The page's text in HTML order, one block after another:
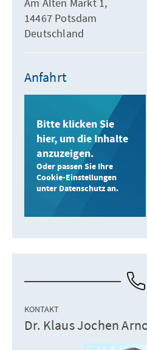
14467 Potsdam
Deutschland
Anfahrt
Bitte klicken Sie
hier, um die Inhalte
anzuzeigen.
Oder passen Sie Ihre
Cookie-Einstellungen
unter Datenschutz an.
KONTAKT
Dr. Klaus Jochen